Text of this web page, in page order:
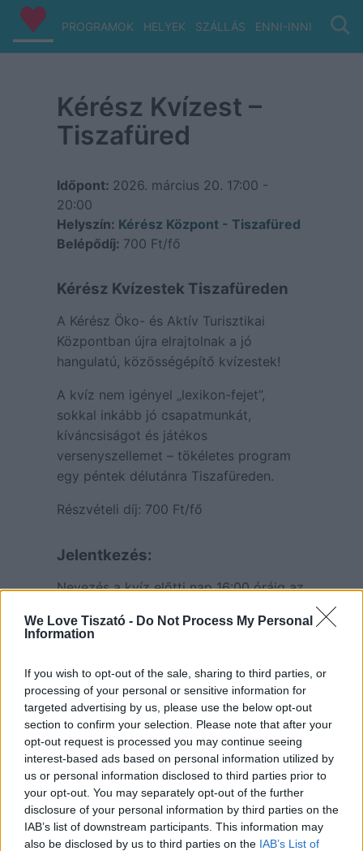
We Love Tiszató - Do Not Process My Personal
Information
If you wish to opt-out of the sale, sharing to third parties, or
processing of your personal or sensitive information for
targeted advertising by us, please use the below opt-out
section to confirm your selection. Please note that after your
opt-out request is processed you may continue seeing
interest-based ads based on personal information utilized by
us or personal information disclosed to third parties prior to
your opt-out. You may separately opt-out of the further
disclosure of your personal information by third parties on the
IAB’s list of downstream participants. This information may
also be disclosed by us to third parties on the IAB’s List of
PROGRAMOK HELYEK SZÁLLÁS ENNI-INNI VIZ/
Kérész Kvízest –
Tiszafüred
Időpont: 2026. március 20. 17:00 -
20:00
Helyszín: Kérész Központ - Tiszafüred
Belépődíj: 700 Ft/fő
Kérész Kvízestek Tiszafüreden
A Kérész Öko- és Aktív Turisztikai
Központban újra elrajtolnak a jó
hangulatú, közösségépítő kvízestek!
A kvíz nem igényel „lexikon-fejet”,
sokkal inkább jó csapatmunkát,
kíváncsiságot és játékos
versenyszellemet – tökéletes program
egy péntek délutánra Tiszafüreden.
Részvételi díj: 700 Ft/fő
Jelentkezés:
Nevezés a kvíz előtti nap 16:00 óráig az
és létszám megadásával.